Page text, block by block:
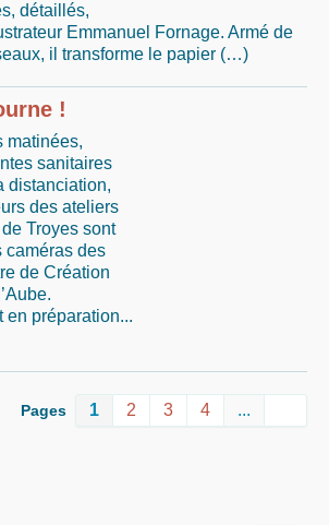
détaillés,
Emmanuel Fornage. Armé de
il transforme le papier (…)
!
matinées,
sanitaires
distanciation,
des ateliers
Troyes sont
caméras des
de Création
en préparation...
Pages 1 2 3 4 ...